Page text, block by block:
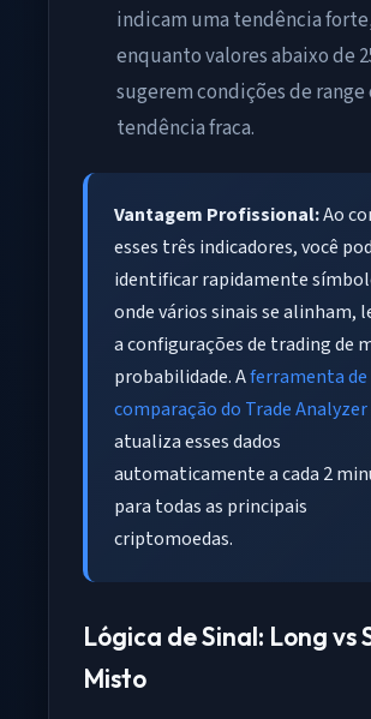
indicam uma tendência
enquanto valores abaixo de
sugerem condições de range
tendência fraca.
Vantagem Profissional:Ao
esses três indicadores, você
identificar rapidamente
onde vários sinais se alinham,
a configurações de trading de
probabilidade. Aferramenta de
comparação do Trade
atualiza esses dados
automaticamente a cada 2
para todas as principais
criptomoedas.
Lógica de Sinal: Long vs
Misto